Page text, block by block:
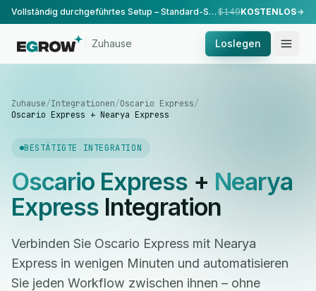
Vollständig durchgeführtes Setup – Standard-Setup, durchgeführt von unserem Team. $149KOSTENLOS
Zuhause Loslegen
Zuhause/Integrationen/Oscario Express/
Oscario Express + Nearya Express
BESTÄTIGTE INTEGRATION
Oscario Express+ Nearya
ExpressIntegration
Verbinden Sie Oscario Express mit Nearya
Express in wenigen Minuten und automatisieren
Sie jeden Workflow zwischen ihnen – ohne